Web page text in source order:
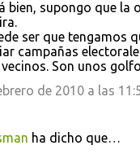
bien, supongo que la
ser que tengamos
campañas
Son unos
de 2010 a las
ha dicho que…